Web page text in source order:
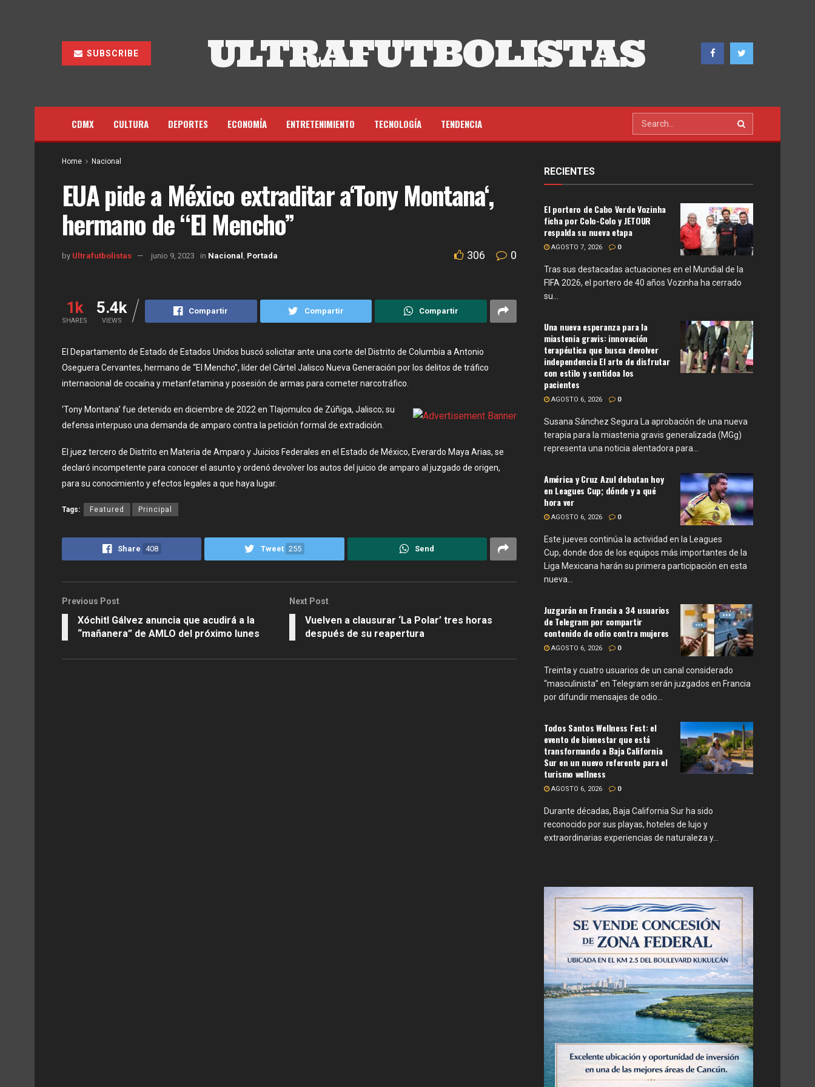
SUBSCRIBE ULTRAFUTBOLISTAS
CDMX CULTURA DEPORTES ECONOMÍA ENTRETENIMIENTO TECNOLOGÍA TENDENCIA
Home Nacional
EUA pide a México extraditar a‘Tony Montana‘,
hermano de “El Mencho”
by Ultrafutbolistas junio 9, 2023 in Nacional Portada 306 0
1k
SHARES
5.4k
VIEWS
Compartir Compartir Compartir
El Departamento de Estado de Estados Unidos buscó solicitar ante una corte del Distrito de Columbia a Antonio
Oseguera Cervantes, hermano de “El Mencho”, líder del Cártel Jalisco Nueva Generación por los delitos de tráfico
internacional de cocaína y metanfetamina y posesión de armas para cometer narcotráfico.
‘Tony Montana’ fue detenido en diciembre de 2022 en Tlajomulco de Zúñiga, Jalisco; su
defensa interpuso una demanda de amparo contra la petición formal de extradición.
El juez tercero de Distrito en Materia de Amparo y Juicios Federales en el Estado de México, Everardo Maya Arias, se
declaró incompetente para conocer el asunto y ordenó devolver los autos del juicio de amparo al juzgado de origen,
para su conocimiento y efectos legales a que haya lugar.
Tags: Featured Principal
Share 408 Tweet 255 Send
Previous Post
Xóchitl Gálvez anuncia que acudirá a la
“mañanera” de AMLO del próximo lunes
Next Post
Vuelven a clausurar ‘La Polar’ tres horas
después de su reapertura
RECIENTES
El portero de Cabo Verde Vozinha
ficha por Colo-Colo y JETOUR
respalda su nueva etapa
AGOSTO 7, 2026 0
Tras sus destacadas actuaciones en el Mundial de la
FIFA 2026, el portero de 40 años Vozinha ha cerrado
su...
Una nueva esperanza para la
miastenia gravis: innovación
terapéutica que busca devolver
independencia El arte de disfrutar
con estilo y sentidoa los
pacientes
AGOSTO 6, 2026 0
Susana Sánchez Segura La aprobación de una nueva
terapia para la miastenia gravis generalizada (MGg)
representa una noticia alentadora para...
América y Cruz Azul debutan hoy
en Leagues Cup; dónde y a qué
hora ver
AGOSTO 6, 2026 0
Este jueves continúa la actividad en la Leagues
Cup, donde dos de los equipos más importantes de la
Liga Mexicana harán su primera participación en esta
nueva...
Juzgarán en Francia a 34 usuarios
de Telegram por compartir
contenido de odio contra mujeres
AGOSTO 6, 2026 0
Treinta y cuatro usuarios de un canal considerado
“masculinista” en Telegram serán juzgados en Francia
por difundir mensajes de odio...
Todos Santos Wellness Fest: el
evento de bienestar que está
transformando a Baja California
Sur en un nuevo referente para el
turismo wellness
AGOSTO 6, 2026 0
Durante décadas, Baja California Sur ha sido
reconocido por sus playas, hoteles de lujo y
extraordinarias experiencias de naturaleza y...